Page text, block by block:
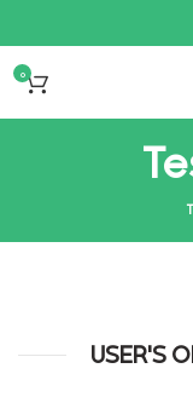
0
USER'S